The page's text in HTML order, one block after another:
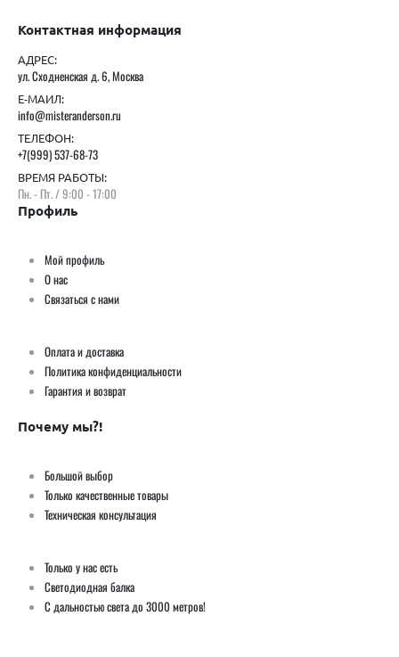
Контактная информация
АДРЕС:
ул. Сходненская д. 6, Москва
Е-МАИЛ:
info@misteranderson.ru
ТЕЛЕФОН:
+7(999) 537-68-73
ВРЕМЯ РАБОТЫ:
Пн. - Пт. / 9:00 - 17:00
Профиль
Мой профиль
О нас
Связаться с нами
Оплата и доставка
Политика конфиденциальности
Гарантия и возврат
Почему мы?!
Большой выбор
Только качественные товары
Техническая консультация
Только у нас есть
Светодиодная балка
С дальностью света до 3000 метров!